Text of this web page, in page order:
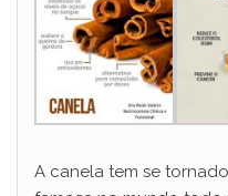
A canela tem se